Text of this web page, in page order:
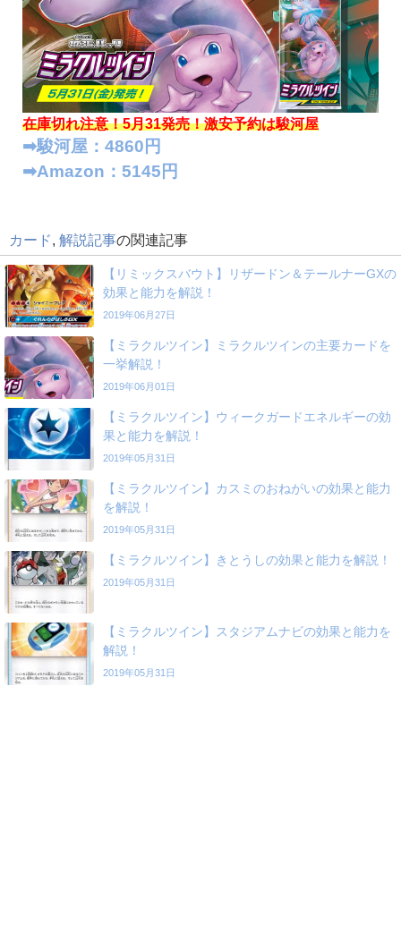
在庫切れ注意！5月31発売！激安予約は駿河屋
➡︎駿河屋：4860円
➡︎Amazon：5145円
カード 解説記事の関連記事
【リミックスバウト】リザードン＆テールナーGXの
効果と能力を解説！
2019年06月27日
【ミラクルツイン】ミラクルツインの主要カードを
一挙解説！
2019年06月01日
【ミラクルツイン】ウィークガードエネルギーの効
果と能力を解説！
2019年05月31日
【ミラクルツイン】カスミのおねがいの効果と能力
を解説！
2019年05月31日
【ミラクルツイン】きとうしの効果と能力を解説！
2019年05月31日
【ミラクルツイン】スタジアムナビの効果と能力を
解説！
2019年05月31日